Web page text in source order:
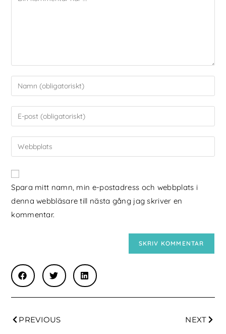
Spara mitt namn, min e-postadress och webbplats i
denna webbläsare till nästa gång jag skriver en
kommentar.
PREVIOUS NEXT